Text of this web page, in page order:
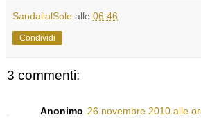
SandalialSole alle 06:46
Condividi
3 commenti:
Anonimo 26 novembre 2010 alle